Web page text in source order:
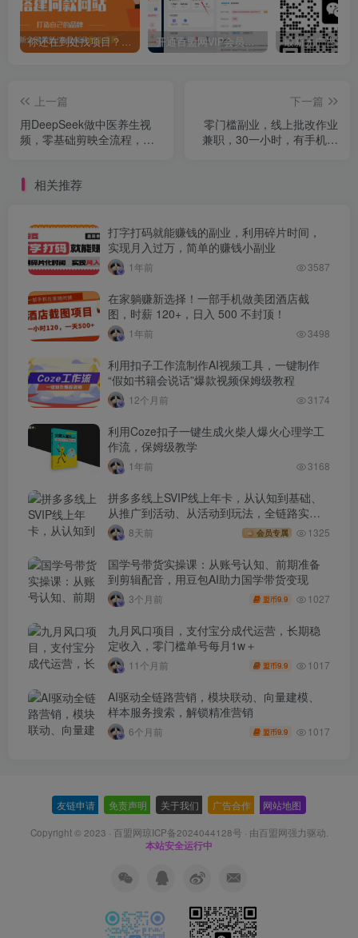
你还在到处找项目？还在当韭菜？我靠卖项目一个月收入5万+，曾经我也是个失败者。 开通百盟网VIP会员，尊享全站资源免费下载，享70%的推广提成！！【限时五折优惠】
上一篇
用DeepSeek做中医养生视
频，零基础剪映全流程，单
下一篇
零门槛副业，线上批改作业
兼职，30一小时，有手机就
相关推荐
打字打码就能赚钱的副业，利用碎片时间，
实现月入过万，简单的赚钱小副业
1年前 3587
在家躺赚新选择！一部手机做美团酒店截
图，时薪 120+，日入 500 不封顶！
1年前 3498
利用扣子工作流制作AI视频工具，一键制作
“假如书籍会说话”爆款视频保姆级教程
12个月前 3174
利用Coze扣子一键生成火柴人爆火心理学工
作流，保姆级教学
1年前 3168
拼多多线上SVIP线上年卡，从认知到基础、
从推广到活动、从活动到玩法，全链路实战
(260730)
8天前 会员专属 1325
国学号带货实操课：从账号认知、前期准备
到剪辑配音，用豆包AI助力国学带货变现
3个月前 盟币9.9 1027
九月风口项目，支付宝分成代运营，长期稳
定收入，零门槛单号每月1w＋
11个月前 盟币9.9 1017
AI驱动全链路营销，模块联动、向量建模、
样本服务搜索，解锁精准营销
6个月前 盟币9.9 1017
友链申请 免责声明 关于我们 广告合作 网站地图
Copyright © 2023 · 百盟网琼ICP备2024044128号 · 由百盟网强力驱动.
本站安全运行中